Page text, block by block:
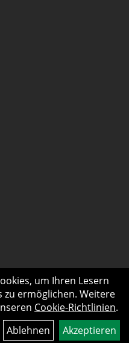
um Ihren Lesern
zu ermöglichen. Weitere
Cookie-Richtlinien.
Ablehnen Akzeptieren